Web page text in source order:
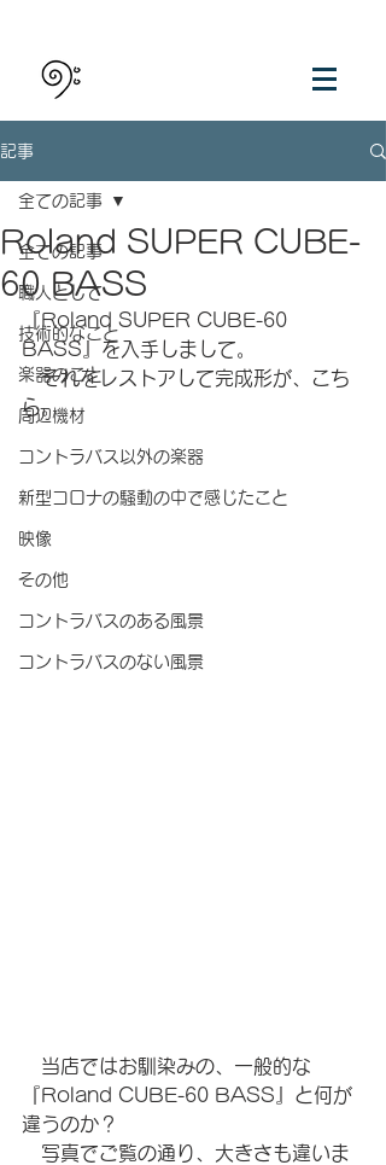
記事
全ての記事
職人として
技術的なこと
楽器のこと
周辺機材
コントラバス以外の楽器
新型コロナの騒動の中で感じたこと
映像
その他
コントラバスのある風景
コントラバスのない風景
全ての記事
Roland SUPER CUBE-
60 BASS
『Roland SUPER CUBE-60
BASS』を入手しまして。
それをレストアして完成形が、こち
ら。
当店ではお馴染みの、一般的な
『Roland CUBE-60 BASS』と何が
違うのか？
写真でご覧の通り、大きさも違いま